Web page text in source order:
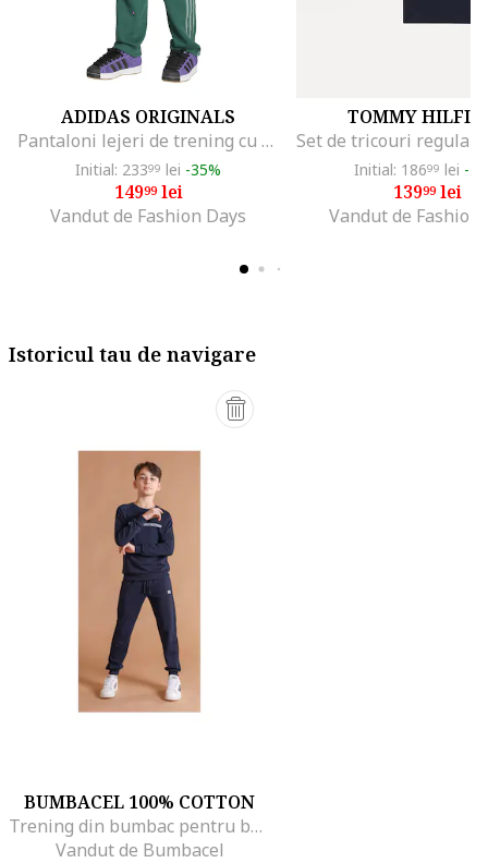
ADIDAS ORIGINALS
Pantaloni lejeri de trening cu cordon Minecraft, Verde
Initial: 23399 lei -35%
14999lei
Vandut de Fashion Days
TOMMY
Initial: 18699 lei -
13999lei
Vandut de Fashion
Istoricul tau de navigare
BUMBACEL 100% COTTON
Trening din bumbac pentru baieti, 13-14
Vandut de Bumbacel